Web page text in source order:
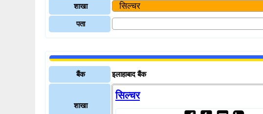
शाखा
पता
बैंक इलाहाबाद बैंक
शाखा
सिल्चर